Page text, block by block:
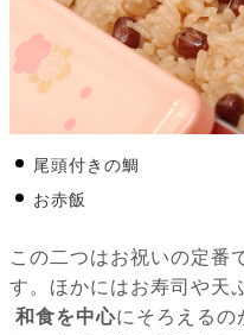
尾頭付きの鯛
お赤飯
この二つはお祝いの定番
す。ほかにはお寿司や天
和食を中心にそろえるの